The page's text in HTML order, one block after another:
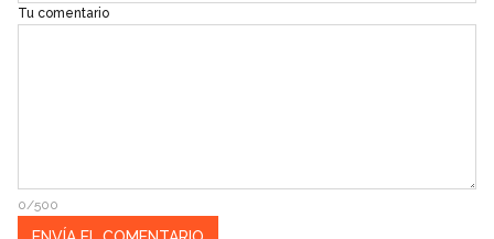
Tu comentario
0/500